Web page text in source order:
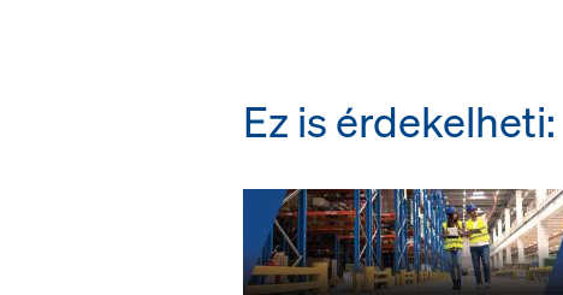
Ez is érdekelheti: